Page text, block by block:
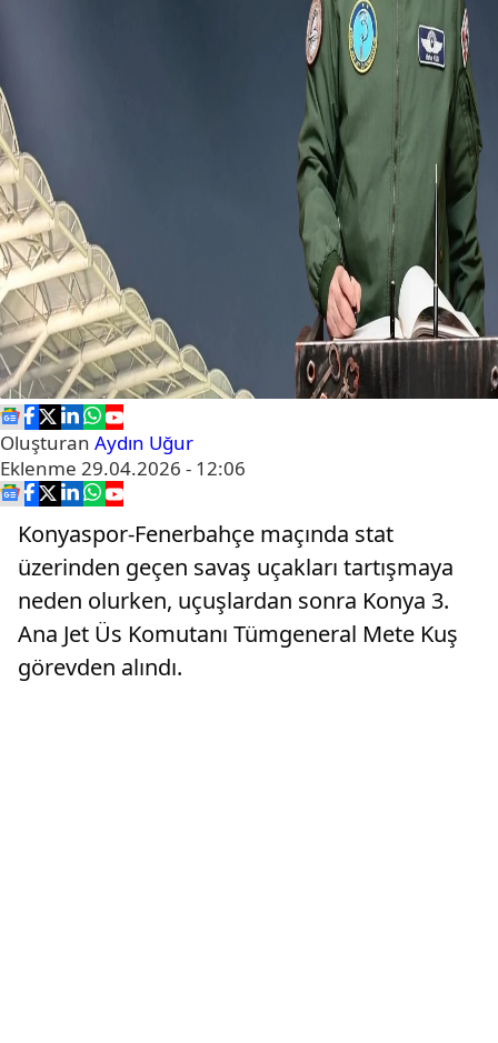
Oluşturan Aydın Uğur
Eklenme 29.04.2026 - 12:06
Konyaspor-Fenerbahçe maçında stat
üzerinden geçen savaş uçakları tartışmaya
neden olurken, uçuşlardan sonra Konya 3.
Ana Jet Üs Komutanı Tümgeneral Mete Kuş
görevden alındı.